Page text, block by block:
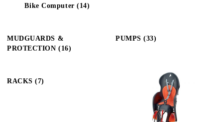
Bike Computer (14)
MUDGUARDS &
PROTECTION (16)
PUMPS (33)
RACKS (7)